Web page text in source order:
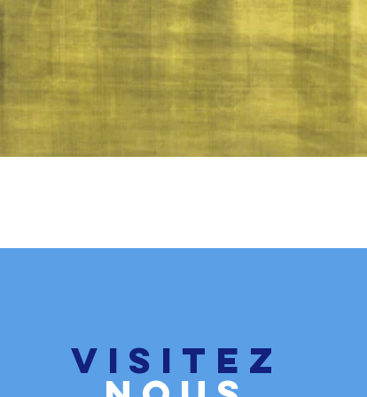
VISITEZ